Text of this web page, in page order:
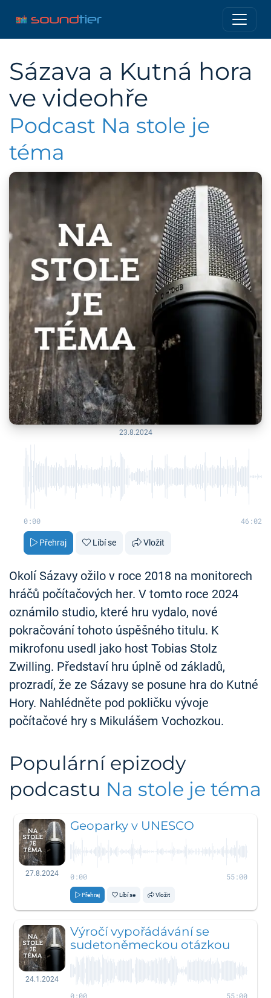
Sázava a Kutná hora
ve videohře
Podcast Na stole je
téma
23.8.2024
0:00 46:02
Přehraj Líbí se Vložit
Okolí Sázavy ožilo v roce 2018 na monitorech
hráčů počítačových her. V tomto roce 2024
oznámilo studio, které hru vydalo, nové
pokračování tohoto úspěšného titulu. K
mikrofonu usedl jako host Tobias Stolz
Zwilling. Představí hru úplně od základů,
prozradí, že ze Sázavy se posune hra do Kutné
Hory. Nahlédněte pod pokličku vývoje
počítačové hry s Mikulášem Vochozkou.
Populární epizody
podcastu Na stole je téma
27.8.2024
Geoparky v UNESCO
0:00 55:00
Přehraj Líbí se Vložit
24.1.2024
Výročí vypořádávání se
sudetoněmeckou otázkou
0:00 55:00